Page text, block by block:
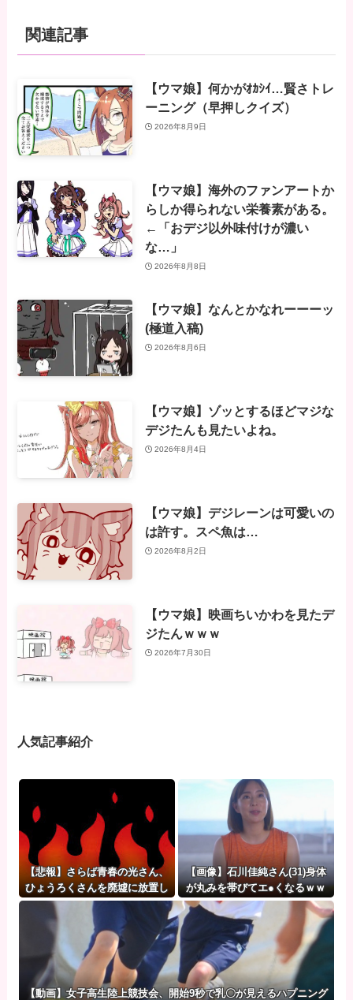
関連記事
【ウマ娘】何かがｵｶｼｲ…賢さトレ
ーニング（早押しクイズ）
2026年8月9日
【ウマ娘】海外のファンアートか
らしか得られない栄養素がある。
←「おデジ以外味付けが濃い
な…」
2026年8月8日
【ウマ娘】なんとかなれーーーッ
(極道入稿)
2026年8月6日
【ウマ娘】ゾッとするほどマジな
デジたんも見たいよね。
2026年8月4日
【ウマ娘】デジレーンは可愛いの
は許す。スペ魚は…
2026年8月2日
【ウマ娘】映画ちいかわを見たデ
ジたんｗｗｗ
2026年7月30日
人気記事紹介
【悲報】さらば青春の光さん、
ひょうろくさんを廃墟に放置し
て炎上
【画像】石川佳純さん(31)身体
が丸みを帯びてエ●くなるｗｗ
ｗｗ
【動画】女子高生陸上競技会、開始9秒で乳〇が見えるハプニング